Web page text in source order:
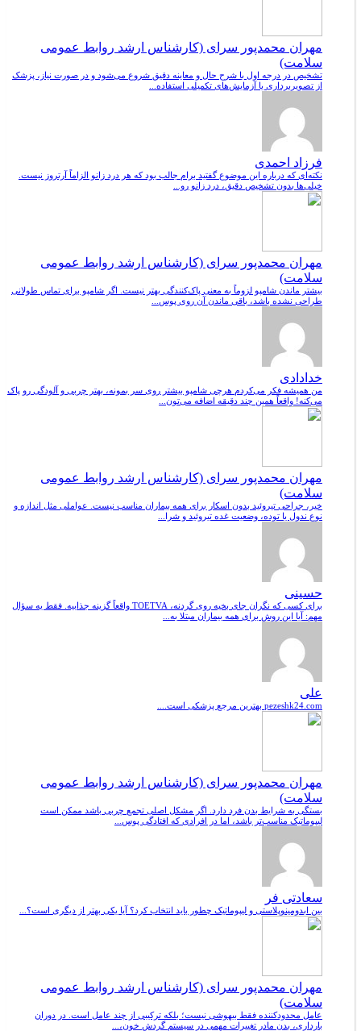
مهران محمدپور سرای (کارشناس ارشد روابط عمومی
سلامت)
تشخیص در درجه اول با شرح حال و معاینه دقیق شروع می‌شود و در صورت نیاز، پزشک
از تصویربرداری یا آزمایش‌های تکمیلی استفاده...
فرزاد احمدی
نکته‌ای که درباره این موضوع گفتید برام جالب بود که هر درد زانو الزاماً آرتروز نیست.
خیلی‌ها بدون تشخیص دقیق، درد زانو رو...
مهران محمدپور سرای (کارشناس ارشد روابط عمومی
سلامت)
بیشتر ماندن شامپو لزوماً به معنی پاک‌کنندگی بهتر نیست. اگر شامپو برای تماس طولانی
طراحی نشده باشد، باقی ماندن آن روی پوس...
خدادادی
من همیشه فکر می‌کردم هرچی شامپو بیشتر روی سر بمونه، بهتر چربی و آلودگی رو پاک
می‌کنه! واقعاً همین چند دقیقه اضافه می‌تون...
مهران محمدپور سرای (کارشناس ارشد روابط عمومی
سلامت)
خیر، جراحی تیروئید بدون اسکار برای همه بیماران مناسب نیست. عواملی مثل اندازه و
نوع ندول یا توده، وضعیت غده تیروئید و شرا...
حسینی
برای کسی که نگران جای بخیه روی گردنه، TOETVA واقعاً گزینه جذابیه. فقط یه سؤال
مهم: آیا این روش برای همه بیماران مبتلا به...
علی
pezeshk24.com بهترین مرجع پزشکی است....
مهران محمدپور سرای (کارشناس ارشد روابط عمومی
سلامت)
بستگی به شرایط بدن فرد دارد. اگر مشکل اصلی تجمع چربی باشد ممکن است
لیپوماتیک مناسب‌تر باشد، اما در افرادی که افتادگی پوس...
سعادتی فر
بین ابدومینوپلاستی و لیپوماتیک چطور باید انتخاب کرد؟ آیا یکی بهتر از دیگری است؟...
مهران محمدپور سرای (کارشناس ارشد روابط عمومی
سلامت)
عامل محدودکننده فقط بیهوشی نیست؛ بلکه ترکیبی از چند عامل است. در دوران
بارداری، بدن مادر تغییرات مهمی در سیستم گردش خون،...